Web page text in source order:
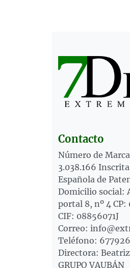
Contacto
Número de
3.038.166
Española de
Domicilio social:
portal 8, nº 4
CIF: 08856071J
Correo:
Teléfono:
Directora:
GRUPO VAUBÁN